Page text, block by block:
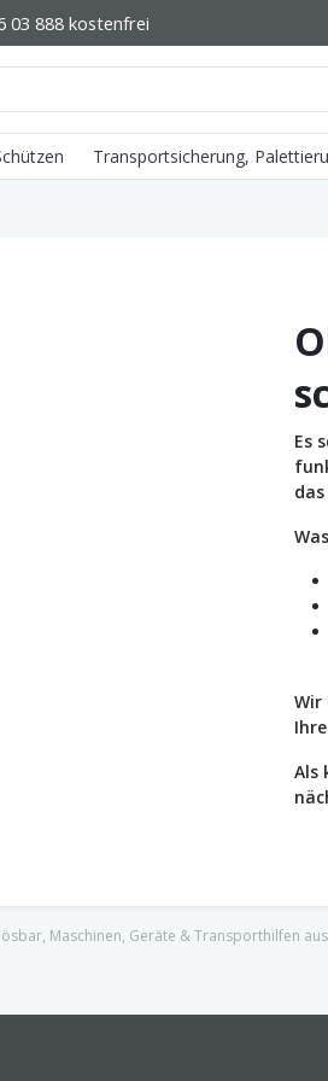
03 888 kostenfrei
Transportsicherung,
Es
Wir
Als
Maschinen, Geräte & Transporthilfen